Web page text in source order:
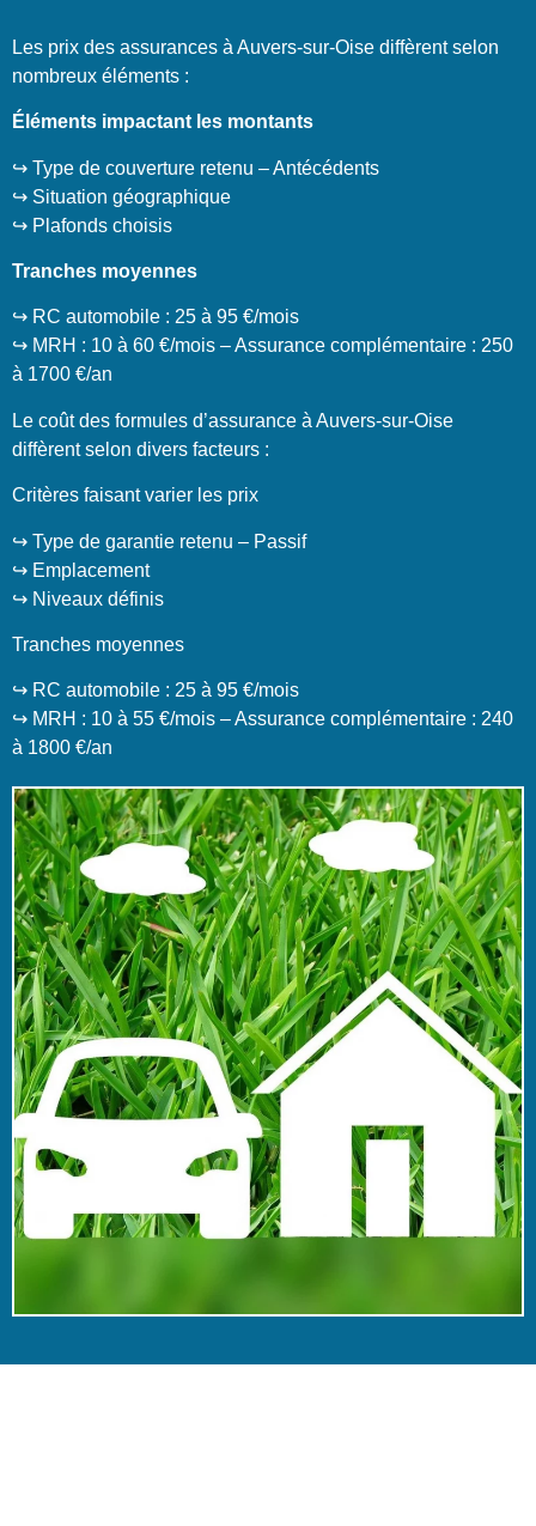
Les prix des assurances à Auvers-sur-Oise diffèrent selon
nombreux éléments :
Éléments impactant les montants
↪️ Type de couverture retenu – Antécédents
↪️ Situation géographique
↪️ Plafonds choisis
Tranches moyennes
↪️ RC automobile : 25 à 95 €/mois
↪️ MRH : 10 à 60 €/mois – Assurance complémentaire : 250
à 1700 €/an
Le coût des formules d’assurance à Auvers-sur-Oise
diffèrent selon divers facteurs :
Critères faisant varier les prix
↪️ Type de garantie retenu – Passif
↪️ Emplacement
↪️ Niveaux définis
Tranches moyennes
↪️ RC automobile : 25 à 95 €/mois
↪️ MRH : 10 à 55 €/mois – Assurance complémentaire : 240
à 1800 €/an